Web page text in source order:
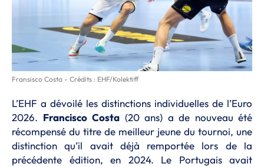
Fransisco Costa - Crédits : EHF/Kolektiff
L’EHF a dévoilé les distinctions individuelles de l’Euro
2026. Francisco Costa (20 ans) a de nouveau été
récompensé du titre de meilleur jeune du tournoi, une
distinction qu’il avait déjà remportée lors de la
précédente édition, en 2024. Le Portugais avait